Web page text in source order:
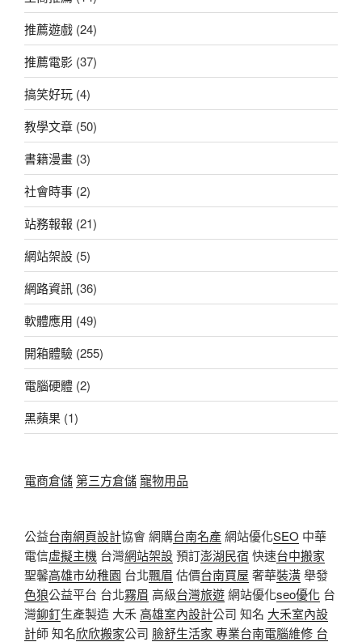
推薦遊戲 (24)
推薦電影 (37)
搞笑好玩 (4)
教學文章 (50)
書籍漫畫 (3)
社會時事 (2)
站務報報 (21)
網站架設 (5)
網路資訊 (36)
軟體應用 (49)
開箱體驗 (255)
電腦硬體 (2)
黑蘋果 (1)
電商倉儲第三方倉儲寵物用品
公益台南網頁設計協會 網購台南名產網站優化SEO 中華
電信虛擬主機 台灣網站架設預訂澎湖民宿 快速台中搬家
聖馨高雄市幼稚園 台北飄眉 估價台南買屋 奢華裝潢舉發
色狼公益平台 台北霧眉 高級台灣旅遊網站優化seo優化 台
灣鉚釘生產製造 大禾高雄室內設計公司 知名 大禾室內設
計師 知名欣欣搬家公司 臉舒生活家 專業台南電腦維修 台